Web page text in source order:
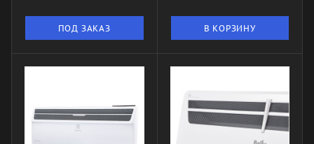
ПОД ЗАКАЗ В КОРЗИНУ